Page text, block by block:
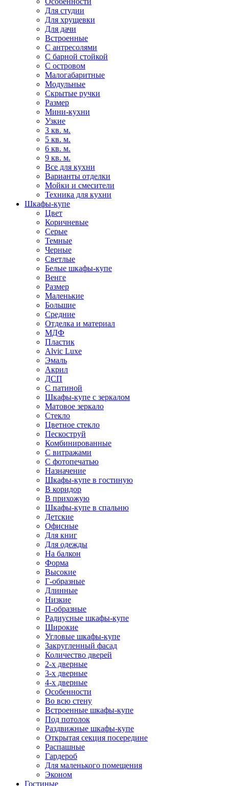
Для студии
Для хрущевки
Для дачи
Встроенные
С антресолями
С барной стойкой
С островом
Малогабаритные
Модульные
Скрытые ручки
Размер
Мини-кухни
Узкие
3 кв. м.
5 кв. м.
6 кв. м.
9 кв. м.
Все для кухни
Варианты отделки
Мойки и смесители
Техника для кухни
Шкафы-купе
Цвет
Коричневые
Серые
Темные
Черные
Светлые
Белые шкафы-купе
Венге
Размер
Маленькие
Большие
Средние
Отделка и материал
МДФ
Пластик
Alvic Luxe
Эмаль
Акрил
ДСП
С патиной
Шкафы-купе с зеркалом
Матовое зеркало
Стекло
Цветное стекло
Пескоструй
Комбинированные
С витражами
С фотопечатью
Назначение
Шкафы-купе в гостиную
В коридор
В прихожую
Шкафы-купе в спальню
Детские
Офисные
Для книг
Для одежды
На балкон
Форма
Высокие
Г-образные
Длинные
Низкие
П-образные
Радиусные шкафы-купе
Широкие
Угловые шкафы-купе
Закругленный фасад
Количество дверей
2-х дверные
3-х дверные
4-х дверные
Особенности
Во всю стену
Встроенные шкафы-купе
Под потолок
Раздвижные шкафы-купе
Открытая секция посередине
Распашные
Гардероб
Для маленького помещения
Эконом
Гостиные